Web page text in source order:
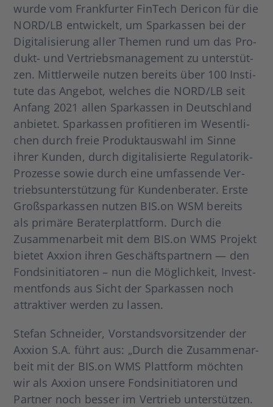
wur­de vom Frank­fur­ter Fin­Tech Der­icon für die
NORD/LB ent­wi­ckelt, um Spar­kas­sen bei der
Digi­ta­li­sie­rung aller The­men rund um das Pro­­
dukt- und Ver­triebs­ma­nage­ment zu unter­stüt­
zen. Mitt­ler­wei­le nut­zen bereits über 100 Insti­
tu­te das Ange­bot, wel­ches die NORD/LB seit
Anfang 2021 allen Spar­kas­sen in Deutsch­land
anbie­tet. Spar­kas­sen pro­fi­tie­ren im Wesent­li­
chen durch freie Pro­dukt­aus­wahl im Sin­ne
ihrer Kun­den, durch digi­ta­li­sier­te Regu­la­­to­rik-
Pro­­zes­­se sowie durch eine umfas­sen­de Ver­
triebs­un­ter­stüt­zung für Kun­den­be­ra­ter. Ers­te
Groß­spar­kas­sen nut­zen BIS.on WSM bereits
als pri­mä­re Bera­ter­platt­form. Durch die
Zusam­men­ar­beit mit dem BIS.on WMS Pro­jekt
bie­tet Axxi­on ihren Geschäfts­part­nern — den
Fonds­in­itia­to­ren – nun die Mög­lich­keit, Invest­
ment­fonds aus Sicht der Spar­kas­sen noch
attrak­ti­ver wer­den zu las­sen.
Ste­fan Schnei­der, Vor­stands­vor­sit­zen­der der
Axxi­on S.A. führt aus: „Durch die Zusam­men­ar­
beit mit der BIS.on WMS Platt­form möch­ten
wir als Axxi­on unse­re Fonds­in­itia­to­ren und
Part­ner noch bes­ser im Ver­trieb unter­stüt­zen.